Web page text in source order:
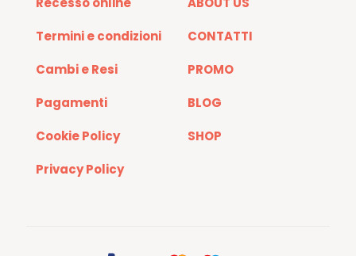
Termini e condizioni
Cambi e Resi
Pagamenti
Cookie Policy
Privacy Policy
CONTATTI
PROMO
BLOG
SHOP